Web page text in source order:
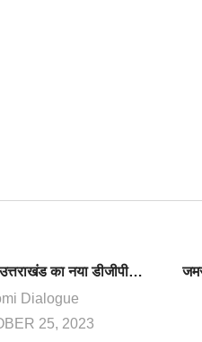
कौन बनेगा उत्तराखंड का नया डीजीपी? पुलिस मुख्यालय ने शासन को भेजा 3 नामों का पैनल
Dialogue
25, 2023